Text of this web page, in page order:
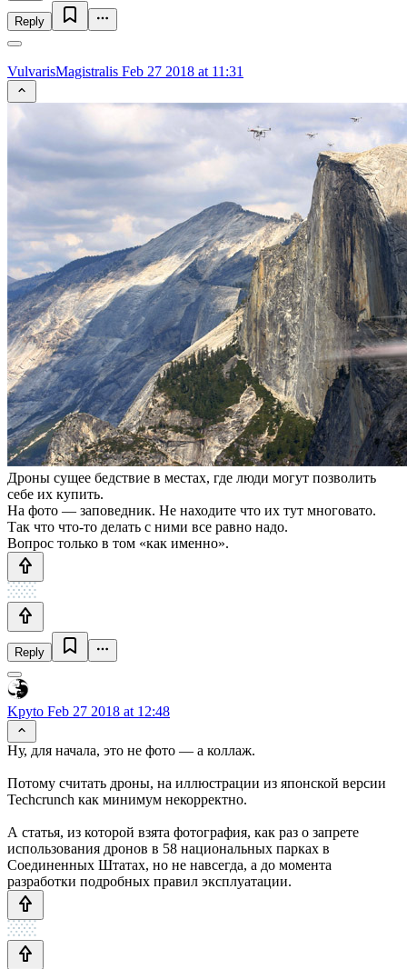
Reply
VulvarisMagistralis Feb 27 2018 at 11:31
Дроны сущее бедствие в местах, где люди могут позволить
себе их купить.
На фото — заповедник. Не находите что их тут многовато.
Так что что-то делать с ними все равно надо.
Вопрос только в том «как именно».
Reply
Kpyto Feb 27 2018 at 12:48
Ну, для начала, это не фото — а коллаж.
Потому считать дроны, на иллюстрации из японской версии
Techcrunch как минимум некорректно.
А статья, из которой взята фотография, как раз о запрете
использования дронов в 58 национальных парках в
Соединенных Штатах, но не навсегда, а до момента
разработки подробных правил эксплуатации.